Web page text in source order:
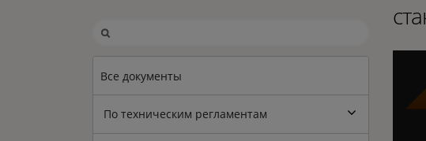
Все документы
По техническим регламентам